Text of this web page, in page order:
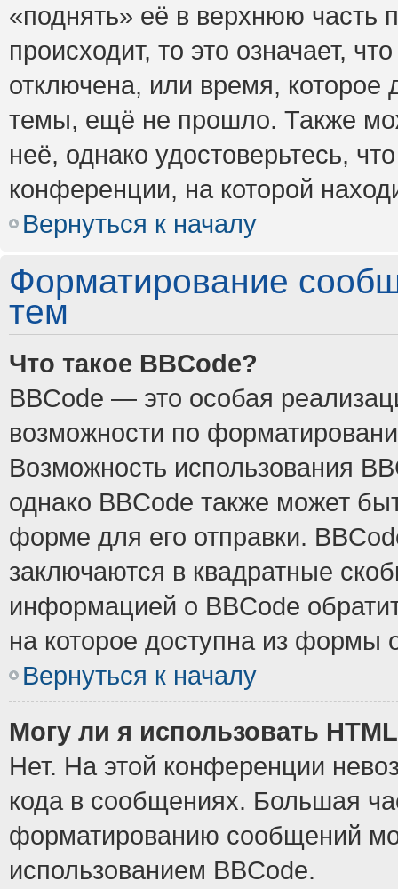
«поднять» её в верхнюю часть
происходит, то это означает,
отключена, или время, которое
темы, ещё не прошло. Также
неё, однако удостоверьтесь,
конференции, на которой
Вернуться к началу
Форматирование
тем
Что такое BBCode?
BBCode — это особая
возможности по
Возможность использования
однако BBCode также может
форме для его отправки.
заключаются в квадратные
информацией о BBCode
на которое доступна из формы
Вернуться к началу
Могу ли я использовать
Нет. На этой конференции
кода в сообщениях. Большая
форматированию сообщений
использованием BBCode.